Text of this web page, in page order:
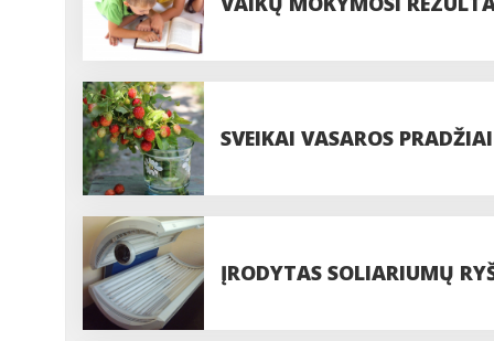
SVEIKAI VASAROS PRADŽIAI
ĮRODYTAS SOLIARIUMŲ